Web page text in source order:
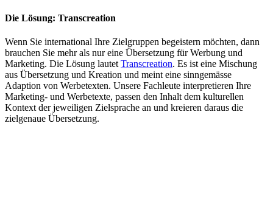
Die Lösung: Transcreation
Wenn Sie international Ihre Zielgruppen begeistern möchten, dann
brauchen Sie mehr als nur eine Übersetzung für Werbung und
Marketing. Die Lösung lautet Transcreation. Es ist eine Mischung
aus Übersetzung und Kreation und meint eine sinngemässe
Adaption von Werbetexten. Unsere Fachleute interpretieren Ihre
Marketing- und Werbetexte, passen den Inhalt dem kulturellen
Kontext der jeweiligen Zielsprache an und kreieren daraus die
zielgenaue Übersetzung.